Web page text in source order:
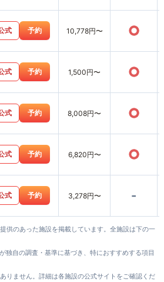
式 予約 10,778円〜 ○
式 予約 1,500円〜 ○
式 予約 8,008円〜 ○
式 予約 6,820円〜 ○
式 予約 3,278円〜 -
供のあった施設を掲載しています。全施設は下の一
独自の調査・基準に基づき、特におすすめする項目
りません。詳細は各施設の公式サイトをご確認くだ